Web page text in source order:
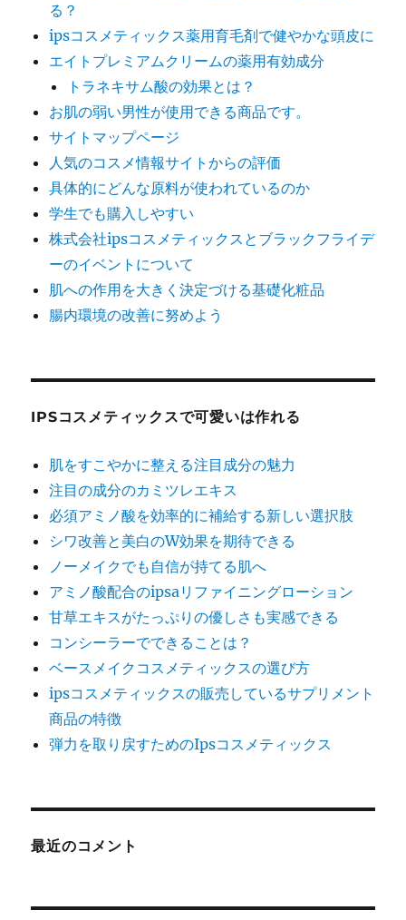
る？
ipsコスメティックス薬用育毛剤で健やかな頭皮に
エイトプレミアムクリームの薬用有効成分
トラネキサム酸の効果とは？
お肌の弱い男性が使用できる商品です。
サイトマップページ
人気のコスメ情報サイトからの評価
具体的にどんな原料が使われているのか
学生でも購入しやすい
株式会社ipsコスメティックスとブラックフライデ
ーのイベントについて
肌への作用を大きく決定づける基礎化粧品
腸内環境の改善に努めよう
IPSコスメティックスで可愛いは作れる
肌をすこやかに整える注目成分の魅力
注目の成分のカミツレエキス
必須アミノ酸を効率的に補給する新しい選択肢
シワ改善と美白のW効果を期待できる
ノーメイクでも自信が持てる肌へ
アミノ酸配合のipsaリファイニングローション
甘草エキスがたっぷりの優しさも実感できる
コンシーラーでできることは？
ベースメイクコスメティックスの選び方
ipsコスメティックスの販売しているサプリメント
商品の特徴
弾力を取り戻すためのIpsコスメティックス
最近のコメント